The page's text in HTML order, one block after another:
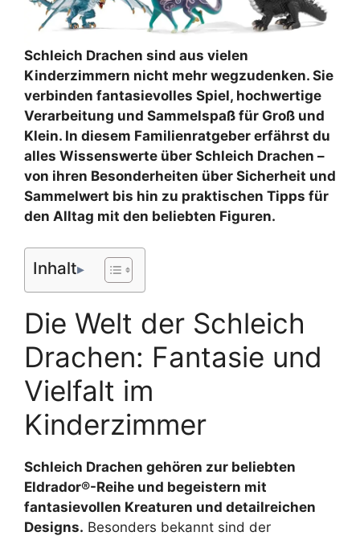
Schleich Drachen sind aus vielen
Kinderzimmern nicht mehr wegzudenken. Sie
verbinden fantasievolles Spiel, hochwertige
Verarbeitung und Sammelspaß für Groß und
Klein. In diesem Familienratgeber erfährst du
alles Wissenswerte über Schleich Drachen –
von ihren Besonderheiten über Sicherheit und
Sammelwert bis hin zu praktischen Tipps für
den Alltag mit den beliebten Figuren.
Inhalt
Die Welt der Schleich
Drachen: Fantasie und
Vielfalt im
Kinderzimmer
Schleich Drachen gehören zur beliebten
Eldrador®-Reihe und begeistern mit
fantasievollen Kreaturen und detailreichen
Designs. Besonders bekannt sind der